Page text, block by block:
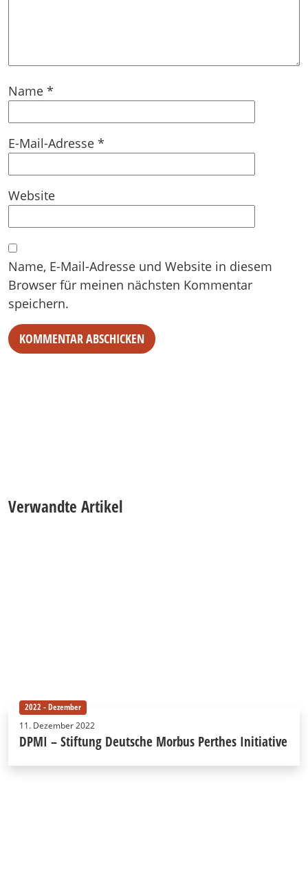
Name *
E-Mail-Adresse *
Website
Name, E-Mail-Adresse und Website in diesem
Browser für meinen nächsten Kommentar
speichern.
Verwandte Artikel
2022 - Dezember
11. Dezember 2022
DPMI – Stiftung Deutsche Morbus Perthes Initiative